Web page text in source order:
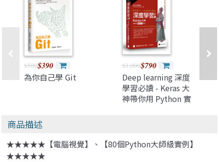
$500$390
為你自己學 Git
$1,000$790
Deep learning 深度
學習必讀 - Keras 大
神帶你用 Python 實
商品描述
★★★★★【電腦視覺】、【80個Python大師級實例】
★★★★★